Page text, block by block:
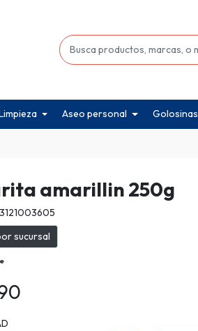
Aseo personal Golosinas
amarillin 250g
sucursal